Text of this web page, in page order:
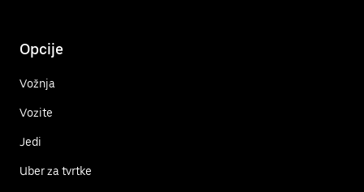
Opcije
Vožnja
Vozite
Jedi
Uber za tvrtke